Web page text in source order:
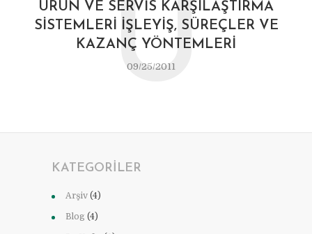
ÜRÜN VE SERVIS KARŞILAŞTIRMA
SISTEMLERI İŞLEYIŞ, SÜREÇLER VE
KAZANÇ YÖNTEMLERI
09/25/2011
Ü
KATEGORILER
Arşiv (4)
Blog (4)